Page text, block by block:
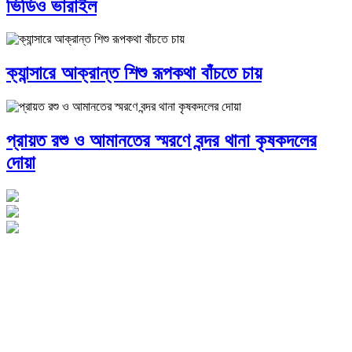
ভিডিও ভারাইল
ক্যান্সারে আক্রান্ত শিশু রূপকথা বাঁচতে চায়
প্রায়ত রশু ও আমানতের স্মরণে বন্দর থানা কৃষকদলের
দোয়া